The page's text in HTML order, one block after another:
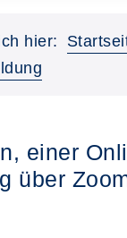
hier:
einer
über